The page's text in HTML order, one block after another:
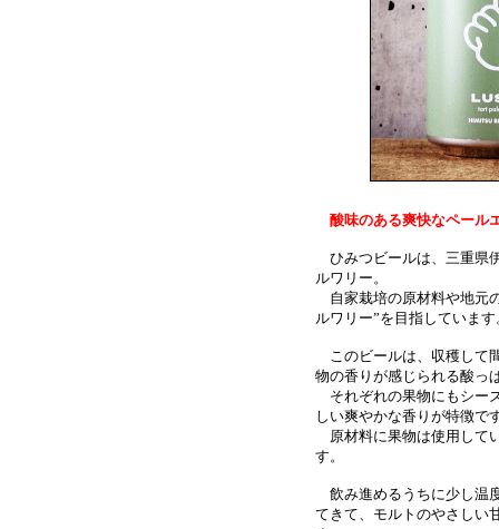
酸味のある爽快なペール
ひみつビールは、三重県
ルワリー。
自家栽培の原材料や地元
ルワリー”を目指しています
このビールは、収穫して
物の香りが感じられる酸っ
それぞれの果物にもシー
しい爽やかな香りが特徴で
原材料に果物は使用して
す。
飲み進めるうちに少し温
てきて、モルトのやさしい